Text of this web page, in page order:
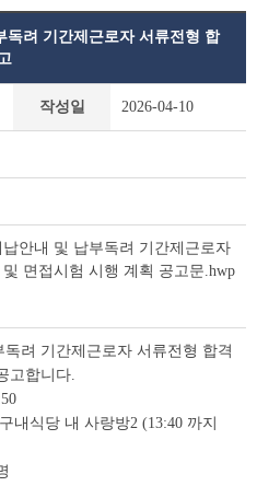
독려 기간제근로자 서류전형 합
작성일 2026-04-10
납안내 및 납부독려 기간제근로자
면접시험 시행 계획 공고문.hwp
려 기간제근로자 서류전형 합격
고합니다.
내식당 내 사랑방2 (13:40 까지